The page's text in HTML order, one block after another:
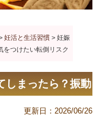
妊活と生活習慣 > 妊娠
をつけたい転倒リスク
しまったら？振動
スク更新日： 2026/06/26